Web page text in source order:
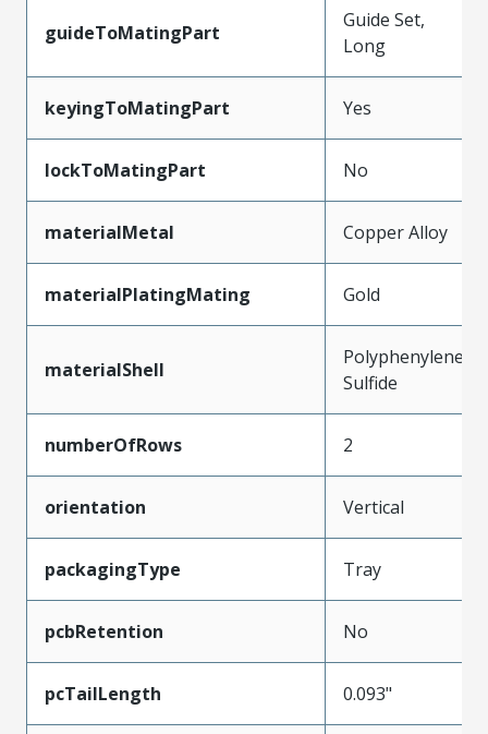
guideToMatingPart
Guide Set,
Long
keyingToMatingPart Yes
lockToMatingPart No
materialMetal Copper Alloy
materialPlatingMating Gold
materialShell
Polyphenylene
Sulfide
numberOfRows 2
orientation Vertical
packagingType Tray
pcbRetention No
pcTailLength 0.093"